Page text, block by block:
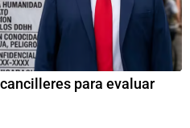
para evaluar